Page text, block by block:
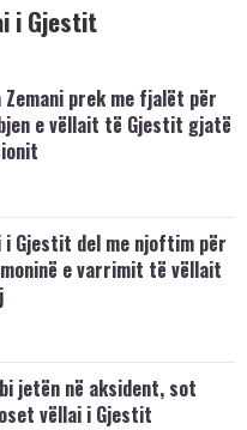
i Gjestit
Zemani prek me fjalët për
e vëllait të Gjestit gjatë
i Gjestit del me njoftim për
e varrimit të vëllait
jetën në aksident, sot
vëllai i Gjestit